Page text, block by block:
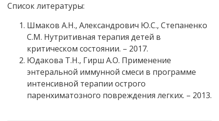
Список литературы:
Шмаков А.Н., Александрович Ю.С., Степаненко
С.М. Нутритивная терапия детей в
критическом состоянии. – 2017.
Юдакова Т.Н., Гирш А.О. Применение
энтеральной иммунной смеси в программе
интенсивной терапии острого
паренхиматозного повреждения легких. – 2013.